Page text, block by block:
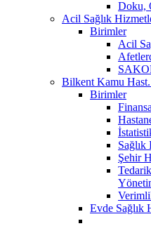
Doku,
Acil Sağlık
Birimler
Acil
Bilkent Kamu Hast.
Birimler
Şehir
Evde Sağlık